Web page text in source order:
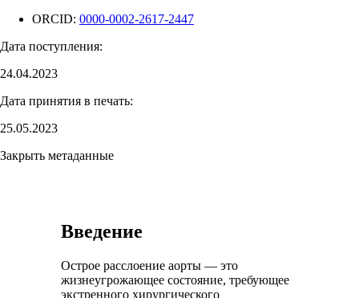
ORCID: 0000-0002-2617-2447
Дата поступления:
24.04.2023
Дата принятия в печать:
25.05.2023
Закрыть метаданные
Введение
Острое расслоение аорты — это
жизнеугрожающее состояние, требующее
экстренного хирургического